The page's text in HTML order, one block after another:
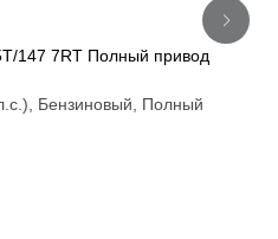
147 7RT Полный привод
Бензиновый, Полный